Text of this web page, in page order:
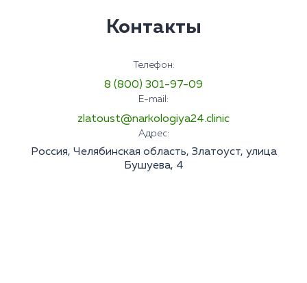
Контакты
Телефон:
8 (800) 301-97-09
E-mail:
zlatoust@narkologiya24.clinic
Адрес:
Россия, Челябинская область, Златоуст, улица
Бушуева, 4